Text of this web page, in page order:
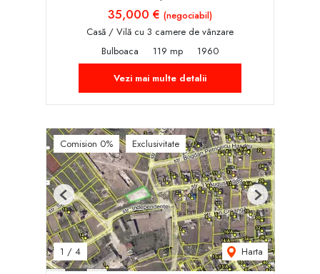
35,000 € (negociabil)
Casă / Vilă cu 3 camere de vânzare
Bulboaca
119 mp
1960
Vezi mai multe detalii
Comision 0% Exclusivitate
1 / 4 Harta
Previous Next